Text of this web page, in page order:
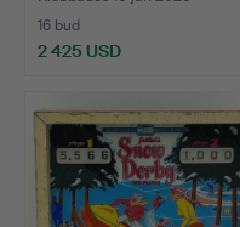
16 bud
2 425 USD